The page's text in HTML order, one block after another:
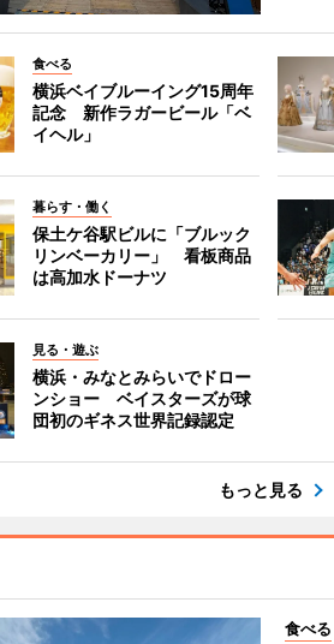
食べる
横浜ベイブルーイング15周年
記念 新作ラガービール「ベ
イヘル」
暮らす・働く
保土ケ谷駅ビルに「ブルック
リンベーカリー」 看板商品
は高加水ドーナツ
見る・遊ぶ
横浜・みなとみらいでドロー
ンショー ベイスターズが球
団初のギネス世界記録認定
もっと見る
食べる